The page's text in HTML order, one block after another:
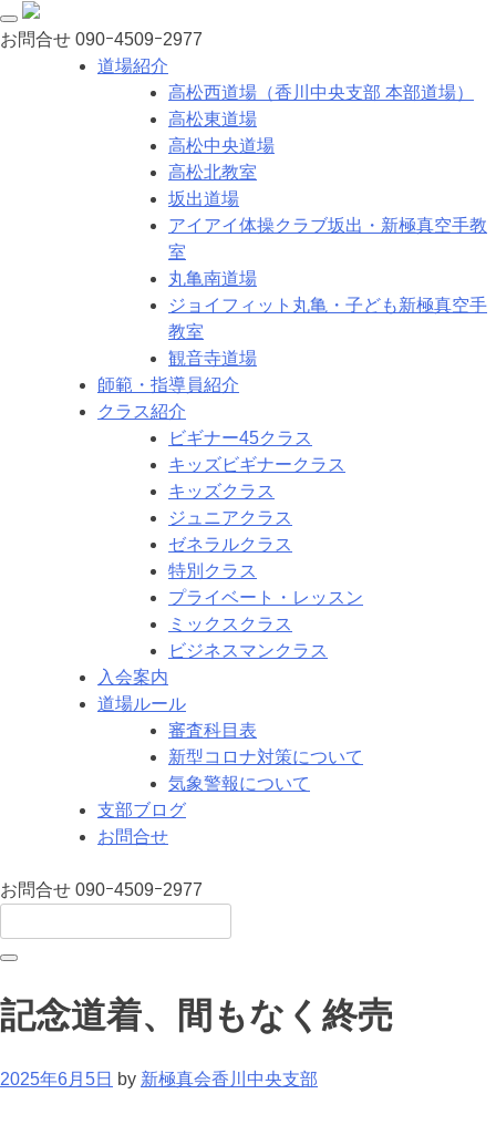
お問合せ 090ｰ4509ｰ2977
道場紹介
高松西道場（香川中央支部 本部道場）
高松東道場
高松中央道場
高松北教室
坂出道場
アイアイ体操クラブ坂出・新極真空手教
室
丸亀南道場
ジョイフィット丸亀・子ども新極真空手
教室
観音寺道場
師範・指導員紹介
クラス紹介
ビギナー45クラス
キッズビギナークラス
キッズクラス
ジュニアクラス
ゼネラルクラス
特別クラス
プライベート・レッスン
ミックスクラス
ビジネスマンクラス
入会案内
道場ルール
審査科目表
新型コロナ対策について
気象警報について
支部ブログ
お問合せ
お問合せ 090ｰ4509ｰ2977
記念道着、間もなく終売
2025年6月5日 by 新極真会香川中央支部